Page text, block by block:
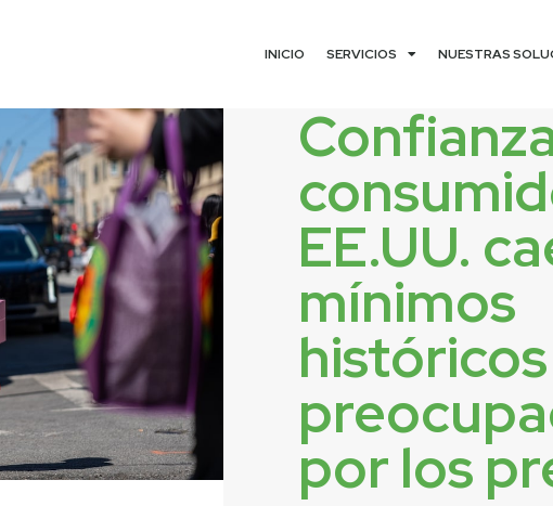
INICIO SERVICIOS NUESTRAS
EE.UU.
mínimos
por los